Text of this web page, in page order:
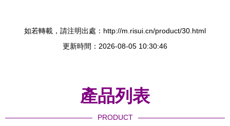
如若轉載，請注明出處：http://m.risui.cn/product/30.html
更新時間：2026-08-05 10:30:46
產品列表
PRODUCT